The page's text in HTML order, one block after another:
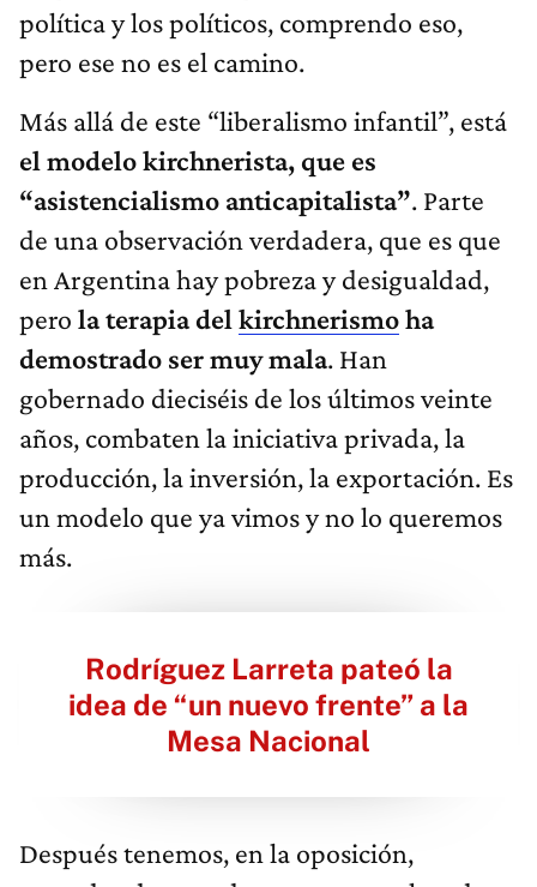
política y los políticos, comprendo eso,
pero ese no es el camino.
Más allá de este “liberalismo infantil”, está
el modelo kirchnerista, que es
“asistencialismo anticapitalista”. Parte
de una observación verdadera, que es que
en Argentina hay pobreza y desigualdad,
pero la terapia del kirchnerismoha
demostrado ser muy mala. Han
gobernado dieciséis de los últimos veinte
años, combaten la iniciativa privada, la
producción, la inversión, la exportación. Es
un modelo que ya vimos y no lo queremos
más.
Rodríguez Larreta pateó la
idea de “un nuevo frente” a la
Mesa Nacional
Después tenemos, en la oposición,